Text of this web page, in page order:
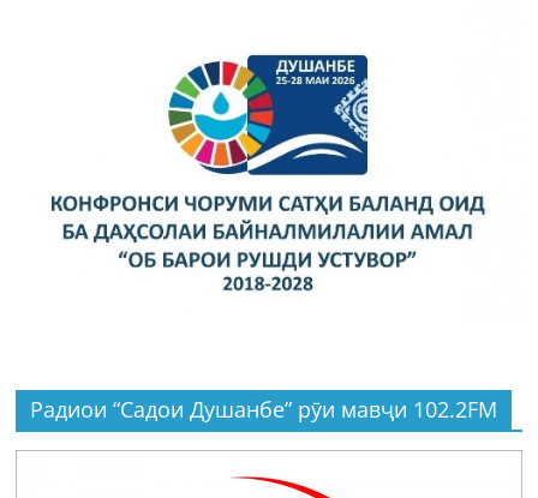
Радиои “Садои Душанбе” рӯи мавҷи 102.2FM